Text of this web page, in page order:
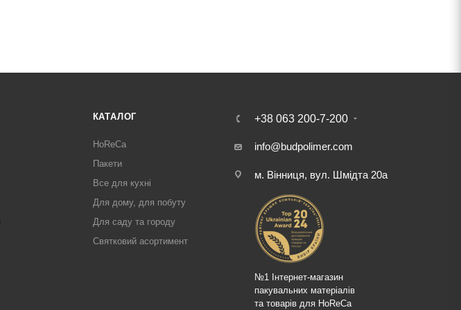
КАТАЛОГ
HoReCa
Пакети
Все для кухні
Для дому, для побуту
Для саду та городу
Святковий асортимент
+38 063 200-7-200
info@budpolimer.com
м. Вінниця, вул. Шмідта 20а
№1 Інтернет-магазин
пакувальних матеріалів
та товарів для HoReCa